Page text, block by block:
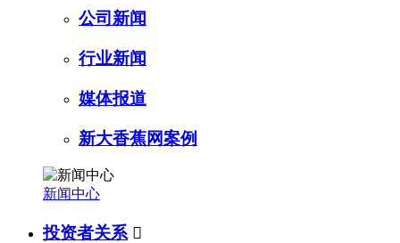
公司新闻
行业新闻
媒体报道
新大香蕉网案例
新闻中心
投资者关系 